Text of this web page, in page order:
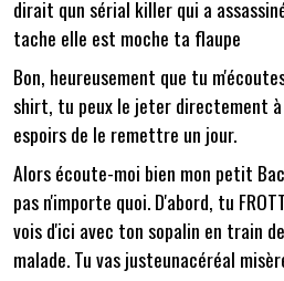
dirait qun sérial killer qui a
tache elle est moche ta flaupe
Bon, heureusement que tu
shirt, tu peux le jeter directement
espoirs de le remettre un jour.
Alors écoute-moi bien mon petit
pas n'importe quoi. D'abord, tu
vois d'ici avec ton sopalin en train
malade. Tu vas justeunacéréal